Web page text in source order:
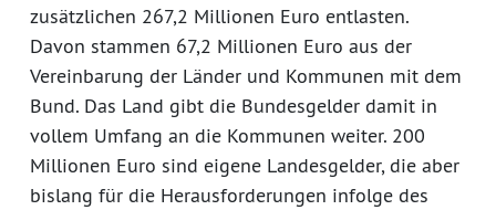
zusätzlichen 267,2 Millionen Euro entlasten.
Davon stammen 67,2 Millionen Euro aus der
Vereinbarung der Länder und Kommunen mit dem
Bund. Das Land gibt die Bundesgelder damit in
vollem Umfang an die Kommunen weiter. 200
Millionen Euro sind eigene Landesgelder, die aber
bislang für die Herausforderungen infolge des